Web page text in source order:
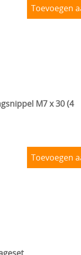
Toevoegen
M7 x 30 (4
Toevoegen